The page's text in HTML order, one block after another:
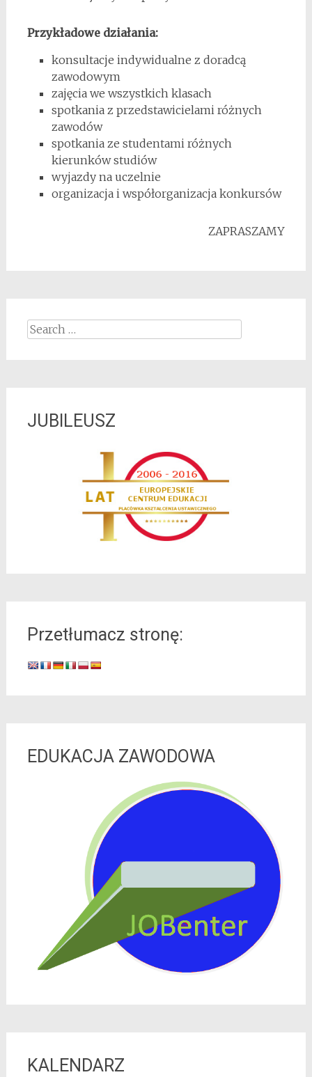
Przykładowe działania:
konsultacje indywidualne z doradcą
zawodowym
zajęcia we wszystkich klasach
spotkania z przedstawicielami różnych
zawodów
spotkania ze studentami różnych
kierunków studiów
wyjazdy na uczelnie
organizacja i współorganizacja konkursów
ZAPRASZAMY
Search for:
JUBILEUSZ
Przetłumacz stronę:
EDUKACJA ZAWODOWA
KALENDARZ